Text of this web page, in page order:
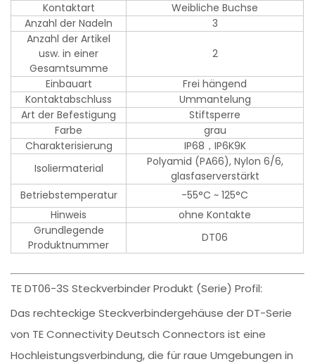
Kontaktart
Weibliche Buchse
Anzahl der Nadeln
3
Anzahl der Artikel
usw. in einer
Gesamtsumme
2
Einbauart
Frei hängend
Kontaktabschluss
Ummantelung
Art der Befestigung
Stiftsperre
Farbe
grau
Charakterisierung
IP68，IP6K9K
Isoliermaterial
Polyamid (PA66), Nylon 6/6,
glasfaserverstärkt
Betriebstemperatur
-55°C ~ 125°C
Hinweis
ohne Kontakte
Grundlegende
Produktnummer
DT06
TE DT06-3S Steckverbinder Produkt (Serie) Profil:
Das rechteckige Steckverbindergehäuse der DT-Serie
von TE Connectivity Deutsch Connectors ist eine
Hochleistungsverbindung, die für raue Umgebungen in